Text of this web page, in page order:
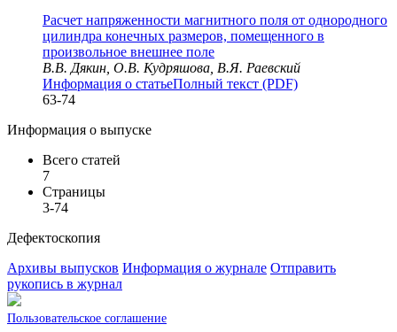
Расчет напряженности магнитного поля от однородного
цилиндра конечных размеров, помещенного в
произвольное внешнее поле
В.В. Дякин, О.В. Кудряшова, В.Я. Раевский
Информация о статьеПолный текст (PDF)
63-74
Информация о выпуске
Всего статей
7
Страницы
3-74
Дефектоскопия
Архивы выпусков Информация о журнале Отправить
рукопись в журнал
Пользовательское соглашение